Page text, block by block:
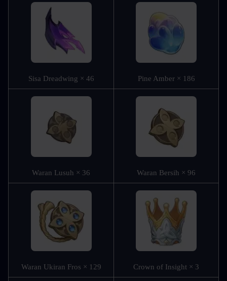
Sisa Dreadwing × 46 Pine Amber × 186
Waran Lusuh × 36 Waran Bersih × 96
Waran Ukiran Fros × 129 Crown of Insight × 3